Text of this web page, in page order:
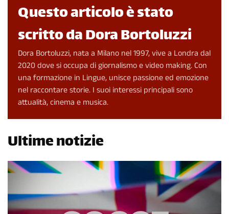
Questo articolo è stato
scritto da Dora Bortoluzzi
Dora Bortoluzzi, nata a Milano nel 1997, vive a Londra dal
2020 dove si occupa di giornalismo e video making. Con
una formazione in Lingue, unisce passione ed emozione
nel raccontare storie. I suoi interessi principali sono
attualità, cinema e musica.
Ultime notizie